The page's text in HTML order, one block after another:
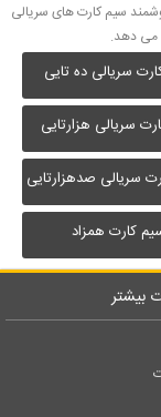
سیم کارت های سریالی
می دهد.
سریالی ده تایی
سریالی هزارتایی
سریالی صدهزارتایی
کارت همزاد
بیشتر